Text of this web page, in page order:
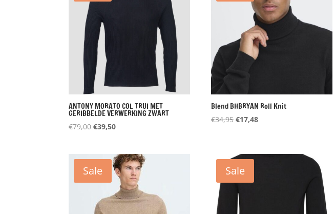
ANTONY MORATO COL TRUI MET
GERIBBELDE VERWERKING ZWART
€79,00Oorspronkelijke
€79,00.
€39,50Huidige
€39,50.
Blend BHBRYAN Roll Knit
€34,95Oorspronkelijke
€34,95.
€17,48Huidige
€17,48.
Sale Sale